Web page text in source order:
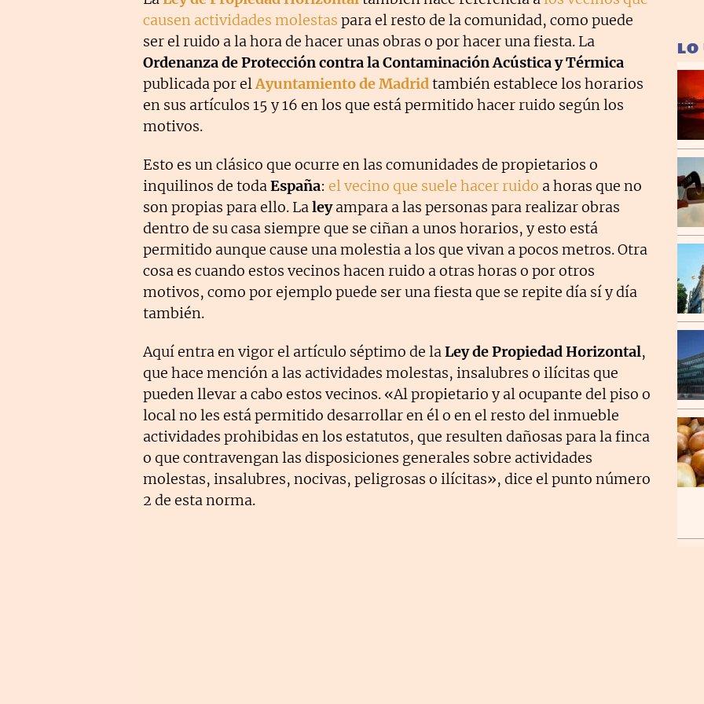
causen actividades molestas para el resto de la comunidad, como puede
ser el ruido a la hora de hacer unas obras o por hacer una fiesta. La
Ordenanza de Protección contra la Contaminación Acústica y Térmica
publicada por elAyuntamiento de Madridtambién establece los horarios
en sus artículos 15 y 16 en los que está permitido hacer ruido según los
motivos.
Esto es un clásico que ocurre en las comunidades de propietarios o
inquilinos de todaEspaña: el vecino que suele hacer ruido a horas que no
son propias para ello. Laleyampara a las personas para realizar obras
dentro de su casa siempre que se ciñan a unos horarios, y esto está
permitido aunque cause una molestia a los que vivan a pocos metros. Otra
cosa es cuando estos vecinos hacen ruido a otras horas o por otros
motivos, como por ejemplo puede ser una fiesta que se repite día sí y día
también.
Aquí entra en vigor el artículo séptimo de laLey de Propiedad Horizontal,
que hace mención a las actividades molestas, insalubres o ilícitas que
pueden llevar a cabo estos vecinos. «Al propietario y al ocupante del piso o
local no les está permitido desarrollar en él o en el resto del inmueble
actividades prohibidas en los estatutos, que resulten dañosas para la finca
o que contravengan las disposiciones generales sobre actividades
molestas, insalubres, nocivas, peligrosas o ilícitas», dice el punto número
2 de esta norma.
LO